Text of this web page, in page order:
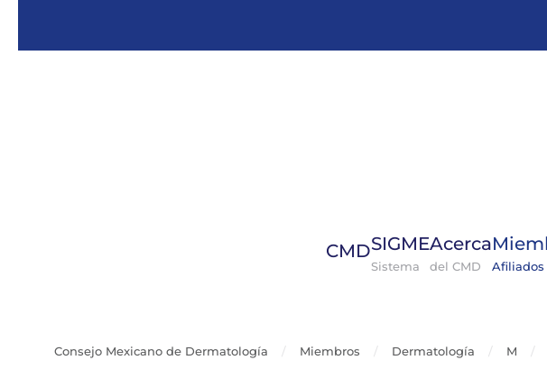
CMDSIGME
Sistema
Acerca
del CMD Afiliados
Consejo Mexicano de Dermatología Miembros Dermatología M